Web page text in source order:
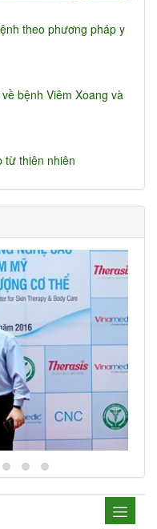
theo phương pháp y
bệnh Viêm Xoang và
từ thiên nhiên